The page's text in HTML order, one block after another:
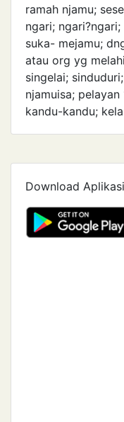
ramah njamu;
ngari;
suka- mejamu;
atau org yg
singelai;
njamuisa;
kandu-kandu;
Download Aplikasi